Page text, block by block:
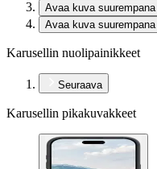
Avaa kuva suurempana
Avaa kuva suurempana
Karusellin nuolipainikkeet
Seuraava
Karusellin pikakuvakkeet